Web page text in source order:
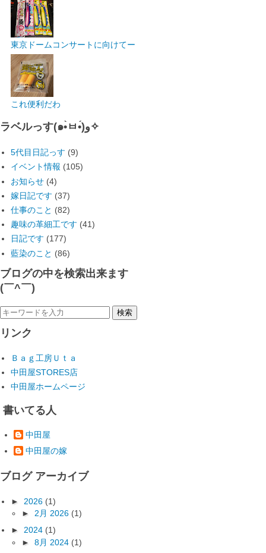
東京ドームコンサートに向けてー
これ便利だわ
ラベルっす(๑•̀ㅂ•́)و✧
5代目日記っす (9)
イベント情報 (105)
お知らせ (4)
嫁日記です (37)
仕事のこと (82)
趣味の革細工です (41)
日記です (177)
藍染のこと (86)
ブログの中を検索出来ます
(￣^￣)ゞ
リンク
Ｂａｇ工房Ｕｔａ
中田屋STORES店
中田屋ホームページ
書いてる人
中田屋
中田屋の嫁
ブログ アーカイブ
► 2026 (1)
► 2月 2026 (1)
► 2024 (1)
► 8月 2024 (1)